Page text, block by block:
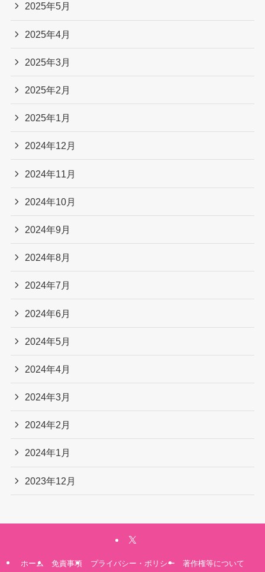
2025年5月
2025年4月
2025年3月
2025年2月
2025年1月
2024年12月
2024年11月
2024年10月
2024年9月
2024年8月
2024年7月
2024年6月
2024年5月
2024年4月
2024年3月
2024年2月
2024年1月
2023年12月
ホーム 免責事項 プライバシー・ポリシー 著作権等について